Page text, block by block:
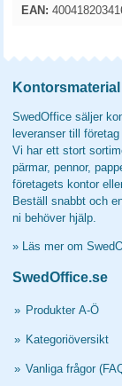
EAN:
SwedOffice säljer
leveranser till
Vi har ett stort
pärmar, pennor,
företagets kontor
Beställ snabbt och
ni behöver hjälp.
» Läs mer om
SwedOffice.se
» Produkter A-Ö
» Kategoriöversikt
» Vanliga frågor